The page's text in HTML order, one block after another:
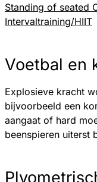
Standing of seated
Intervaltraining/HIIT
Voetbal en
Explosieve kracht
bijvoorbeeld een
aangaat of hard
beenspieren uiterst